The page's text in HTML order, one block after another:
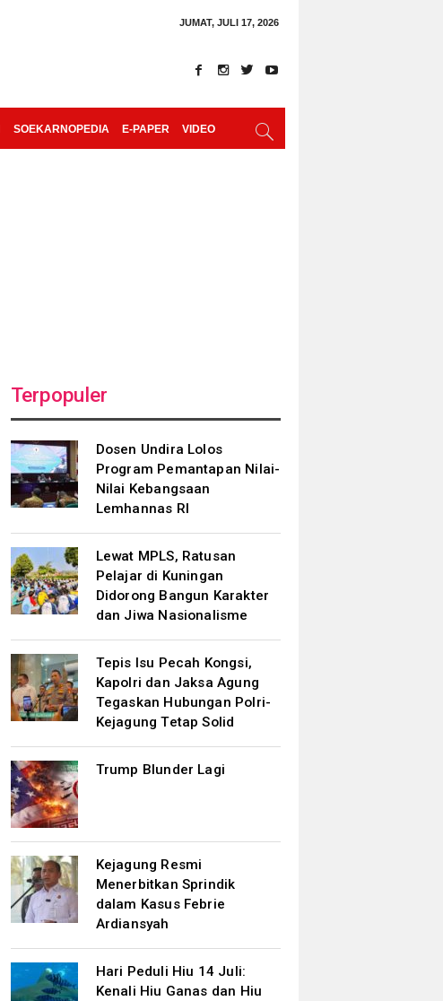
JUMAT, JULI 17, 2026
SOEKARNOPEDIA E-PAPER VIDEO
Terpopuler
Dosen Undira Lolos
Program Pemantapan Nilai-
Nilai Kebangsaan
Lemhannas RI
Lewat MPLS, Ratusan
Pelajar di Kuningan
Didorong Bangun Karakter
dan Jiwa Nasionalisme
Tepis Isu Pecah Kongsi,
Kapolri dan Jaksa Agung
Tegaskan Hubungan Polri-
Kejagung Tetap Solid
Trump Blunder Lagi
Kejagung Resmi
Menerbitkan Sprindik
dalam Kasus Febrie
Ardiansyah
Hari Peduli Hiu 14 Juli:
Kenali Hiu Ganas dan Hiu